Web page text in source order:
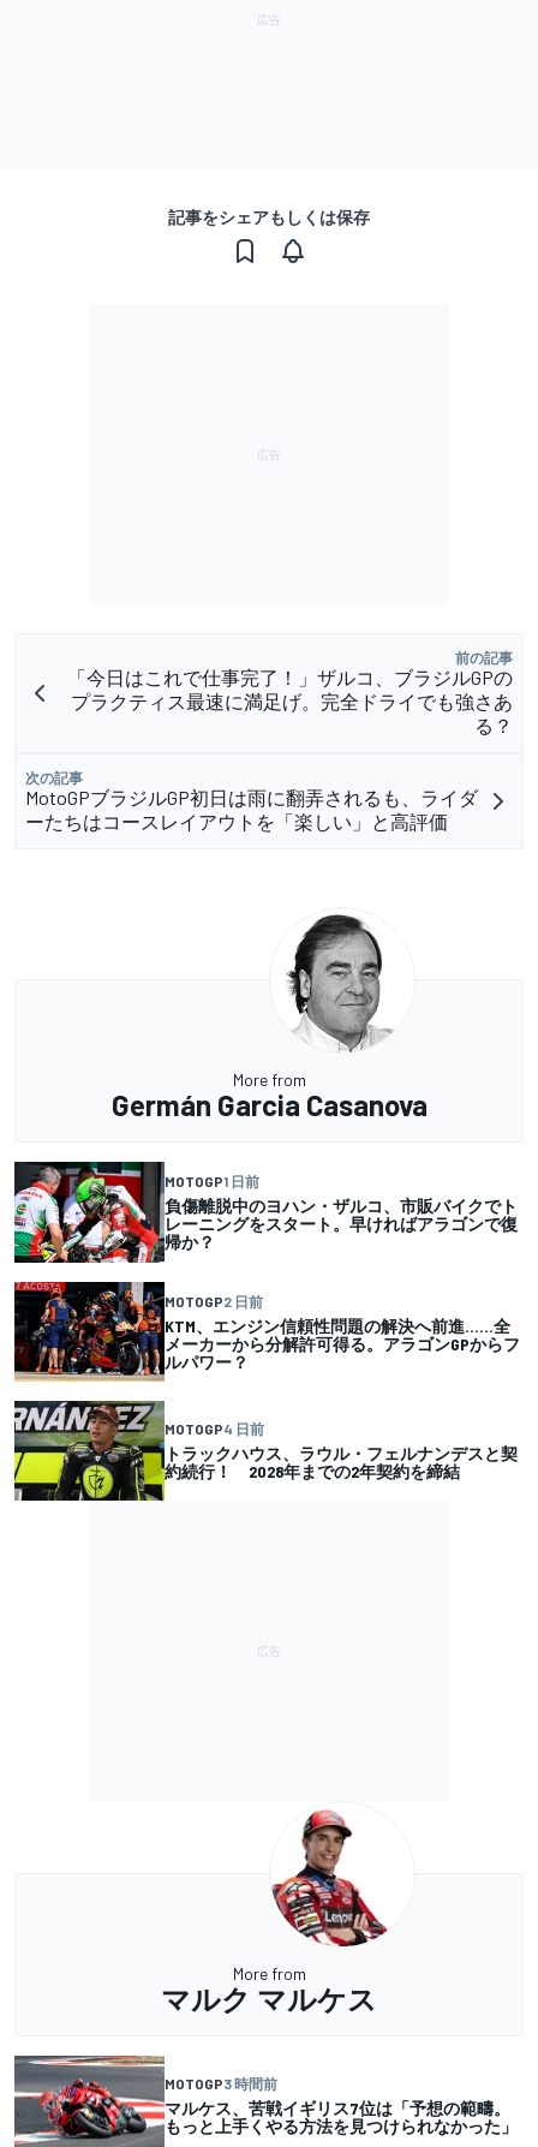
記事をシェアもしくは保存
前の記事
「今日はこれで仕事完了！」ザルコ、ブラジルGPの
プラクティス最速に満足げ。完全ドライでも強さあ
る？
次の記事
MotoGPブラジルGP初日は雨に翻弄されるも、ライダ
ーたちはコースレイアウトを「楽しい」と高評価
More from
Germán Garcia Casanova
MOTOGP1 日前
負傷離脱中のヨハン・ザルコ、市販バイクでト
レーニングをスタート。早ければアラゴンで復
帰か？
MOTOGP2 日前
KTM、エンジン信頼性問題の解決へ前進……全
メーカーから分解許可得る。アラゴンGPからフ
ルパワー？
MOTOGP4 日前
トラックハウス、ラウル・フェルナンデスと契
約続行！ 2028年までの2年契約を締結
More from
マルク マルケス
MOTOGP3 時間前
マルケス、苦戦イギリス7位は「予想の範疇。
もっと上手くやる方法を見つけられなかった」